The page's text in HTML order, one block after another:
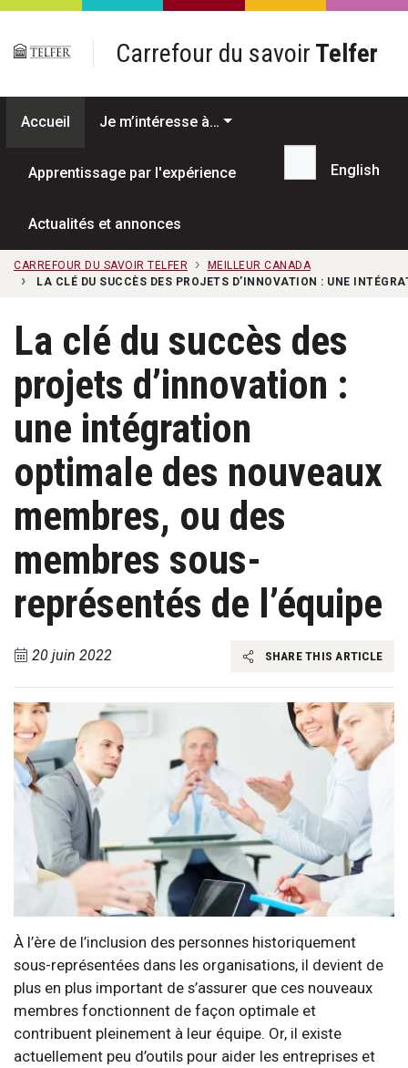
Passer au contenu principal
Carrefour du savoir Telfer
Accueil Je m’intéresse à…
Apprentissage par l'expérience
Actualités et annonces
Recherche...
English
CARREFOUR DU SAVOIR TELFER
MEILLEUR CANADA
LA CLÉ DU SUCCÈS DES PROJETS D’INNOVATION : UNE
La clé du succès des
projets d’innovation :
une intégration
optimale des nouveaux
membres, ou des
membres sous-
représentés de l’équipe
20 juin 2022 SHARE THIS ARTICLE
À l’ère de l’inclusion des personnes historiquement
sous-représentées dans les organisations, il devient de
plus en plus important de s’assurer que ces nouveaux
membres fonctionnent de façon optimale et
contribuent pleinement à leur équipe. Or, il existe
actuellement peu d’outils pour aider les entreprises et